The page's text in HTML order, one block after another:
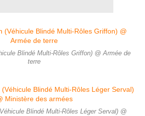
Blindé Multi-Rôles Griffon) @ Armée de
terre
Blindé Multi-Rôles Léger Serval) @